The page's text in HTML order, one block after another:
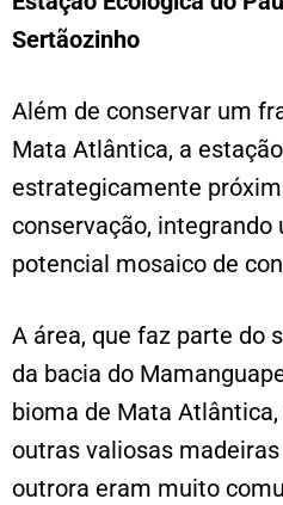
Sertãozinho
Além de conservar um
Mata Atlântica, a
estrategicamente
conservação,
potencial mosaico de
A área, que faz parte do
da bacia do
bioma de Mata
outras valiosas
outrora eram muito